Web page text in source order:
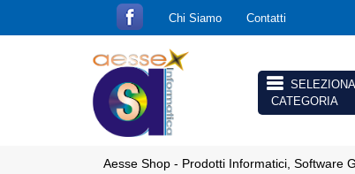
Chi Siamo Contatti
Open menu
Aesse Shop - Prodotti Informatici, Software